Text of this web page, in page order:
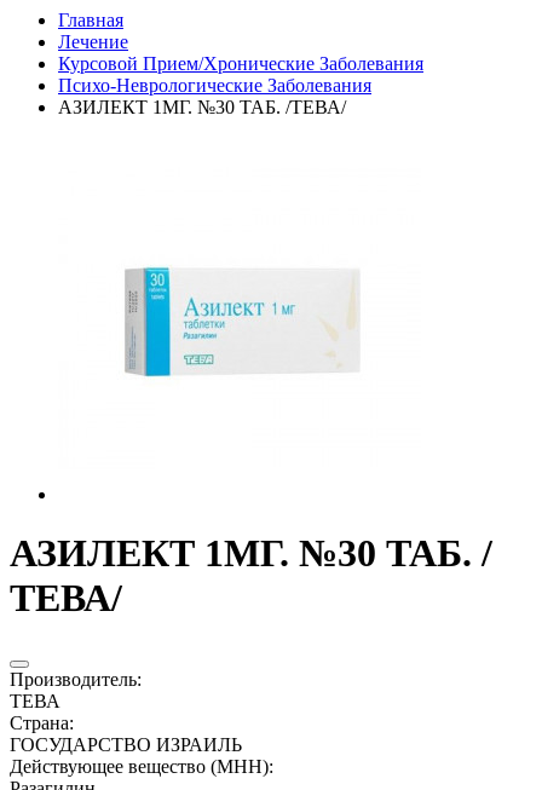
Главная
Лечение
Курсовой Прием/Хронические Заболевания
Психо-Неврологические Заболевания
АЗИЛЕКТ 1МГ. №30 ТАБ. /ТЕВА/
АЗИЛЕКТ 1МГ. №30 ТАБ. /
ТЕВА/
Производитель:
ТЕВА
Страна:
ГОСУДАРСТВО ИЗРАИЛЬ
Действующее вещество (МНН):